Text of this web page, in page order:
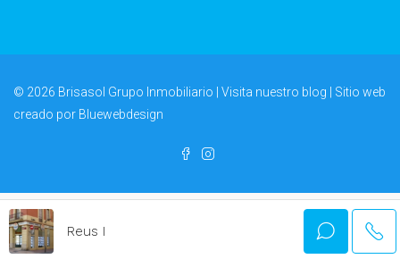
© 2026 Brisasol Grupo Inmobiliario | Visita nuestro blog | Sitio web
creado por Bluewebdesign
Reus I